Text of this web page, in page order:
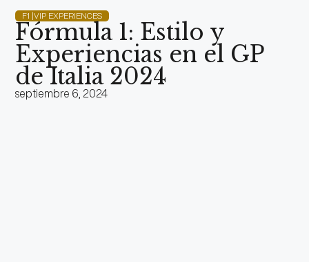
F1 |VIP EXPERIENCES
Fórmula 1: Estilo y
Experiencias en el GP
de Italia 2024
septiembre 6, 2024